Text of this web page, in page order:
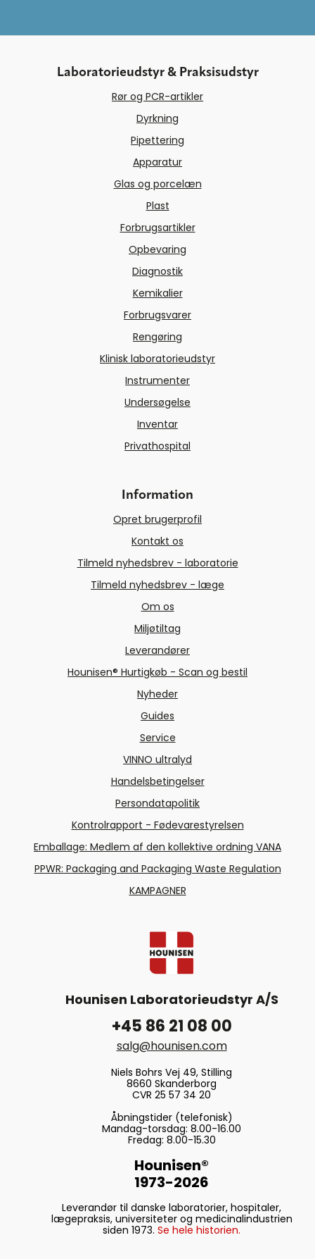
Laboratorieudstyr & Praksisudstyr
Rør og PCR-artikler
Dyrkning
Pipettering
Apparatur
Glas og porcelæn
Plast
Forbrugsartikler
Opbevaring
Diagnostik
Kemikalier
Forbrugsvarer
Rengøring
Klinisk laboratorieudstyr
Instrumenter
Undersøgelse
Inventar
Privathospital
Information
Opret brugerprofil
Kontakt os
Tilmeld nyhedsbrev - laboratorie
Tilmeld nyhedsbrev - læge
Om os
Miljøtiltag
Leverandører
Hounisen® Hurtigkøb - Scan og bestil
Nyheder
Guides
Service
VINNO ultralyd
Handelsbetingelser
Persondatapolitik
Kontrolrapport - Fødevarestyrelsen
Emballage: Medlem af den kollektive ordning VANA
PPWR: Packaging and Packaging Waste Regulation
KAMPAGNER
Hounisen Laboratorieudstyr A/S
+45 86 21 08 00
salg@hounisen.com
Niels Bohrs Vej 49, Stilling
8660 Skanderborg
CVR 25 57 34 20
Åbningstider (telefonisk)
Mandag-torsdag: 8.00-16.00
Fredag: 8.00-15.30
Hounisen®
1973-2026
Leverandør til danske laboratorier, hospitaler,
lægepraksis, universiteter og medicinalindustrien
siden 1973. Se hele historien.